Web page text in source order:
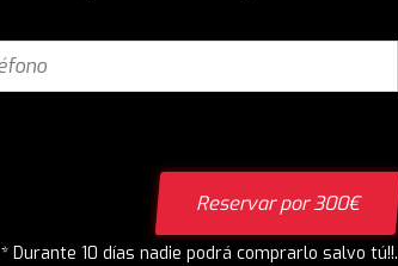
Reservar por 300€
* Durante 10 días nadie podrá comprarlo salvo tú!!.